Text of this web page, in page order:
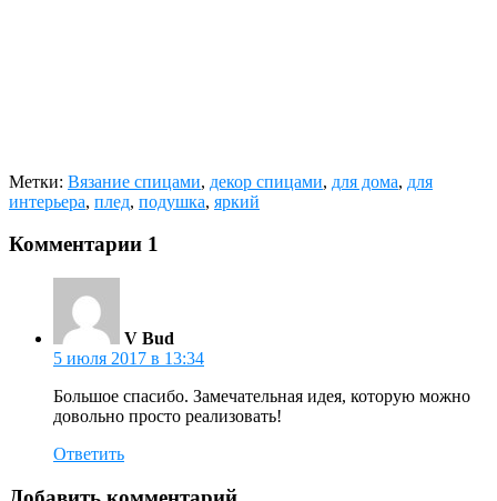
Метки: Вязание спицами, декор спицами, для дома, для
интерьера, плед, подушка, яркий
Комментарии 1
V Bud
5 июля 2017 в 13:34
Большое спасибо. Замечательная идея, которую можно
довольно просто реализовать!
Ответить